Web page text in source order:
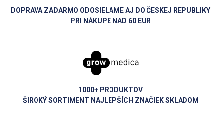
DOPRAVA ZADARMO ODOSIELAME AJ DO ČESKEJ REPUBLIKY
PRI NÁKUPE NAD 60 EUR
1000+ PRODUKTOV
ŠIROKÝ SORTIMENT NAJLEPŠÍCH ZNAČIEK SKLADOM